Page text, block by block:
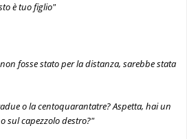
è tuo figlio"
fosse stato per la distanza, sarebbe stata
o la centoquarantatre? Aspetta, hai un
sul capezzolo destro?"